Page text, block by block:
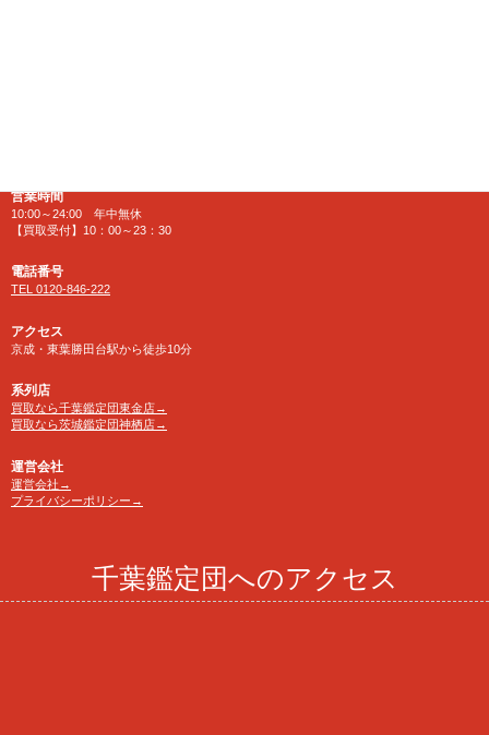
営業時間
10:00～24:00 年中無休
【買取受付】10：00～23：30
電話番号
TEL 0120-846-222
アクセス
京成・東葉勝田台駅から徒歩10分
系列店
買取なら千葉鑑定団東金店→
買取なら茨城鑑定団神栖店→
運営会社
運営会社→
プライバシーポリシー→
千葉鑑定団へのアクセス